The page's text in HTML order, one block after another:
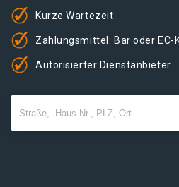
Kurze Wartezeit
Zahlungsmittel: Bar oder EC-
Autorisierter Dienstanbieter